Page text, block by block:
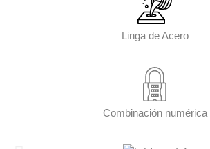
Linga de Acero
Combinación numérica